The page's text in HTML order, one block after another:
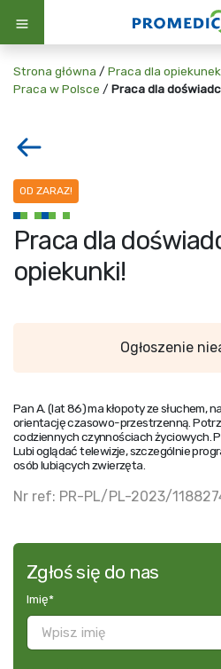
Strona główna / Praca dla opiekunek
Praca w Polsce / Praca dla
OD ZARAZ!
Praca dla
opiekunki!
Ogłoszenie
Pan A. (lat 86) ma kłopoty ze słuchem,
orientację czasowo-przestrzenną.
codziennych czynnościach życiowych.
Lubi oglądać telewizje, szczególnie
osób lubiących zwierzęta.
Nr ref: PR-PL/PL-2023/
Zgłoś się do nas
Imię*